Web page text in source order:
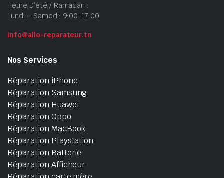
Heure D’été / Ramadan :
Lundi – Samedi: 9:00-17:00
info@allo-reparateur.tn
Nos Services
Réparation iPhone
Réparation Samsung
Réparation Huawei
Réparation Oppo
Réparation MacBook
Réparation Playstation
Réparation Batterie
Réparation Afficheur